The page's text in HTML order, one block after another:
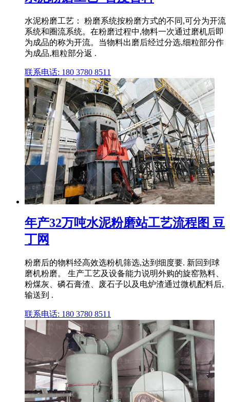
水泥粉磨工艺： 粉磨系统按粉磨方式的不同,可分为开流
系统和圈流系统。在粉磨过程中,物料一次通过磨机后即
为成品的称为开流。当物料出磨后经过分选,细粒部分作
为成品,粗粒部分返 .
联系电话: 180 3780 8511
年产32万吨水泥粉磨站工艺流程图 豆
丁网
粉磨后的物料经高效选粉机筛选,达到细度要. 新回到球
磨机粉磨。 生产工艺及设备能力说明外购的旋窑熟料、
粉煤灰、磷石膏渣、废石子以及电炉渣通过微机配料后,
输送到 .
联系电话: 180 3780 8511